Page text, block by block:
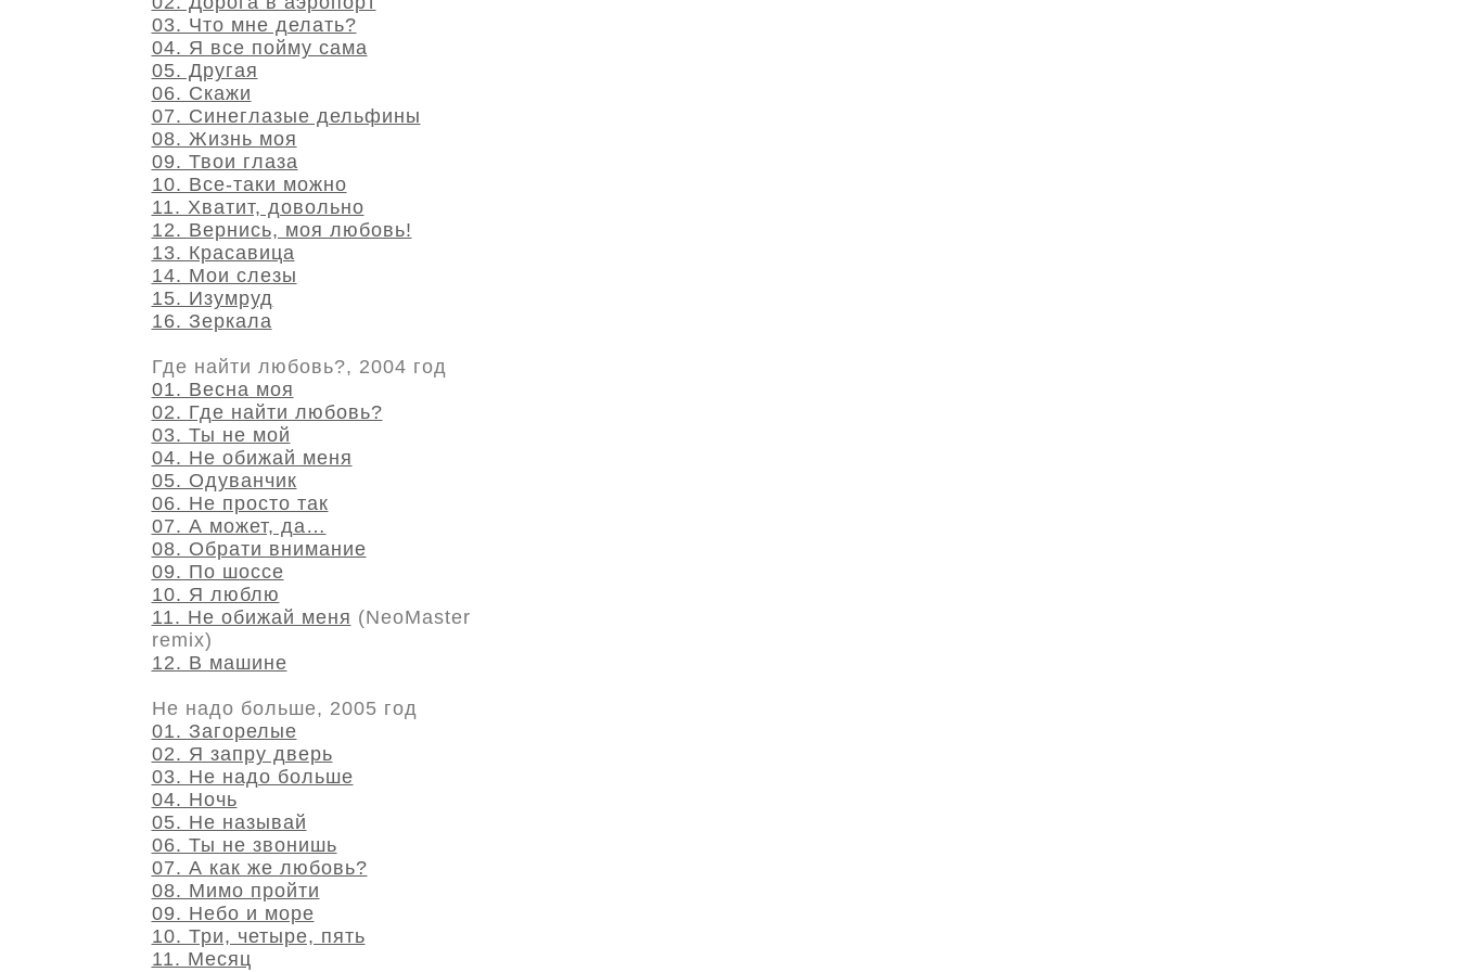
03. Что мне делать?
04. Я все пойму сама
05. Другая
06. Скажи
07. Синеглазые дельфины
08. Жизнь моя
09. Твои глаза
10. Все-таки можно
11. Хватит, довольно
12. Вернись, моя любовь!
13. Красавица
14. Мои слезы
15. Изумруд
16. Зеркала
Где найти любовь?, 2004 год
01. Весна моя
02. Где найти любовь?
03. Ты не мой
04. Не обижай меня
05. Одуванчик
06. Не просто так
07. А может, да…
08. Обрати внимание
09. По шоссе
10. Я люблю
11. Не обижай меня (NeoMaster
remix)
12. В машине
Не надо больше, 2005 год
01. Загорелые
02. Я запру дверь
03. Не надо больше
04. Ночь
05. Не называй
06. Ты не звонишь
07. А как же любовь?
08. Мимо пройти
09. Небо и море
10. Три, четыре, пять
11. Месяц